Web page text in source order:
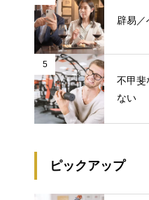
辟易／
5
不甲斐
ない
ピックアップ